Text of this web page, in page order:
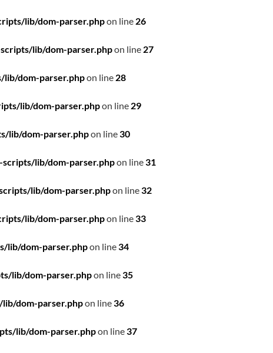
lib/dom-parser.phpon line 26
lib/dom-parser.phpon line 27
dom-parser.phpon line 28
lib/dom-parser.phpon line 29
lib/dom-parser.phpon line30
lib/dom-parser.phpon line31
lib/dom-parser.phpon line32
lib/dom-parser.phpon line33
lib/dom-parser.phpon line34
lib/dom-parser.phpon line35
dom-parser.phpon line36
lib/dom-parser.phpon line37